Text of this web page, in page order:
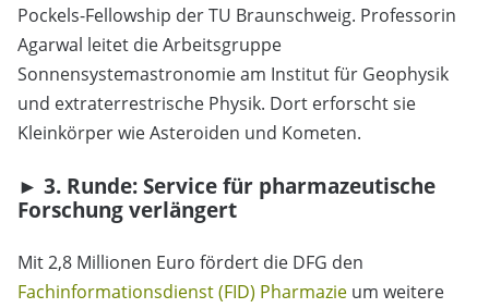
Pockels-Fellowship der TU Braunschweig. Professorin
Agarwal leitet die Arbeitsgruppe
Sonnensystemastronomie am Institut für Geophysik
und extraterrestrische Physik. Dort erforscht sie
Kleinkörper wie Asteroiden und Kometen.
► 3. Runde: Service für pharmazeutische
Forschung verlängert
Mit 2,8 Millionen Euro fördert die DFG den
Fachinformationsdienst (FID) Pharmazie um weitere